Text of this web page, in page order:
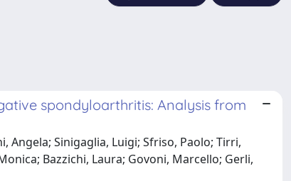
spondyloarthritis: Analysis from
Angela; Sinigaglia, Luigi; Sfriso, Paolo; Tirri,
Bazzichi, Laura; Govoni, Marcello; Gerli,